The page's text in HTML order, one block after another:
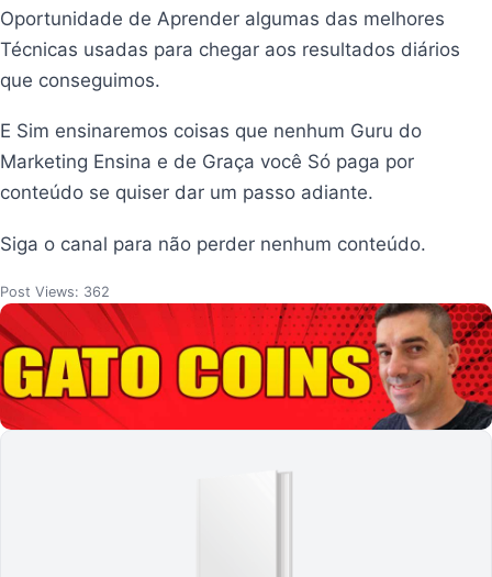
Oportunidade de Aprender algumas das melhores
Técnicas usadas para chegar aos resultados diários
que conseguimos.
E Sim ensinaremos coisas que nenhum Guru do
Marketing Ensina e de Graça você Só paga por
conteúdo se quiser dar um passo adiante.
Siga o canal para não perder nenhum conteúdo.
Post Views: 362